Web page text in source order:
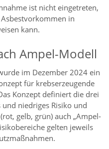
ist nicht eingetreten,
in
kann.
Ampel-Modell
im Dezember 2024 ein
für krebserzeugende
Konzept definiert die drei
niedriges Risiko und
gelb, grün) auch „Ampel-
gelten jeweils